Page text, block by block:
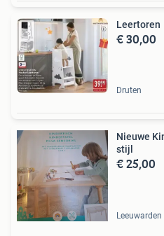
Leertoren
€ 30,00
Druten
Nieuwe
stijl
€ 25,00
Leeuwarden